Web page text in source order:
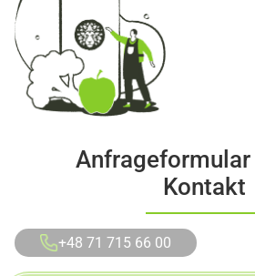
Anfrageformular
Kontakt
+48 71 715 66 00